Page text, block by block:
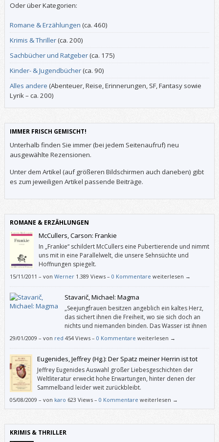
Oder über Kategorien:
Romane & Erzählungen (ca. 460)
Krimis & Thriller(ca. 200)
Sachbücher und Ratgeber(ca. 175)
Kinder- & Jugendbücher(ca. 90)
Alles andere (Abenteuer, Reise, Erinnerungen, SF, Fantasy sowie
Lyrik – ca. 200)
IMMER FRISCH GEMISCHT!
Unterhalb finden Sie immer (bei jedem Seitenaufruf) neu
ausgewählte Rezensionen.
Unter dem Artikel (auf größeren Bildschirmen auch daneben) gibt
es zum jeweiligen Artikel passende Beiträge.
ROMANE & ERZÄHLUNGEN
McCullers, Carson: Frankie
In „Frankie“ schildert McCullers eine Pubertierende und nimmt
uns mit in eine Parallelwelt, die unsere Sehnsüchte und
Hoffnungen spiegelt.
15/11/2011 – von Werner 1.389 Views – 0 Kommentare weiterlesen →
Stavarič, Michael: Magma
„Seejungfrauen besitzen angeblich ein kaltes Herz,
das sichert ihnen die Freiheit, wo sie sich doch an
nichts und niemanden binden. Das Wasser ist ihnen
Himmel und Haut, vermutlich auch ihr letzter
29/01/2009 – von red 454 Views – 0 Kommentare weiterlesen →
Eugenides, Jeffrey (Hg.): Der Spatz meiner Herrin ist tot
Jeffrey Eugenides Auswahl großer Liebesgeschichten der
Weltliteratur erweckt hohe Erwartungen, hinter denen der
Sammelband leider weit zurückbleibt.
05/08/2009 – von karo 623 Views – 0 Kommentare weiterlesen →
KRIMIS & THRILLER